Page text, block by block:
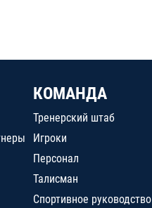
КОМАНДА
Тренерский штаб
Игроки
Персонал
Талисман
Спортивное руководство